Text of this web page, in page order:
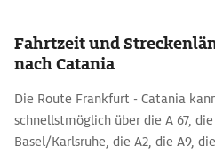
Fahrtzeit und
nach Catania
Die Route Frankfurt - Catania
schnellstmöglich über die A 67,
Basel/Karlsruhe, die A2, die A9,